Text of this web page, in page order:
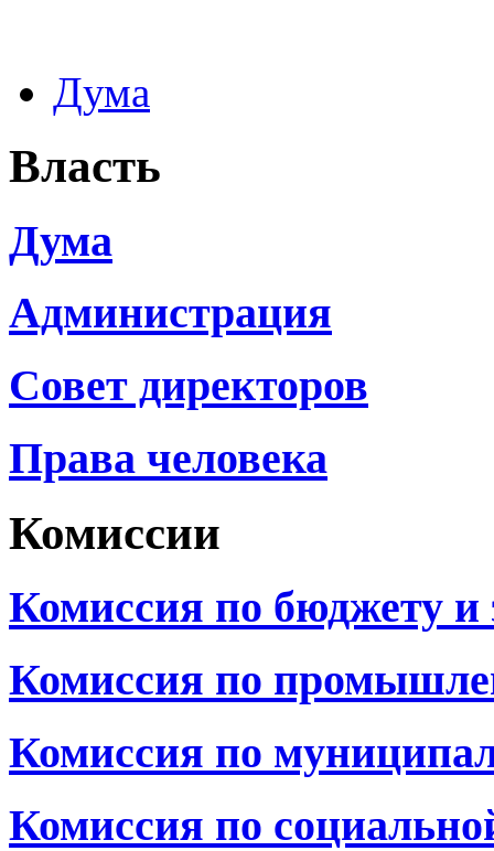
Дума
Власть
Дума
Администрация
Совет директоров
Права человека
Комиссии
Комиссия по бюджету и
Комиссия по
Комиссия по
Комиссия по